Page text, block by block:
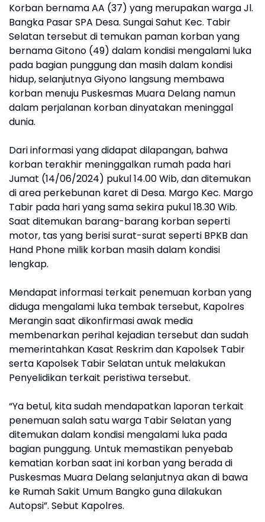
Korban bernama AA (37) yang merupakan warga Jl.
Bangka Pasar SPA Desa. Sungai Sahut Kec. Tabir
Selatan tersebut di temukan paman korban yang
bernama Gitono (49) dalam kondisi mengalami luka
pada bagian punggung dan masih dalam kondisi
hidup, selanjutnya Giyono langsung membawa
korban menuju Puskesmas Muara Delang namun
dalam perjalanan korban dinyatakan meninggal
dunia.
Dari informasi yang didapat dilapangan, bahwa
korban terakhir meninggalkan rumah pada hari
Jumat (14/06/2024) pukul 14.00 Wib, dan ditemukan
di area perkebunan karet di Desa. Margo Kec. Margo
Tabir pada hari yang sama sekira pukul 18.30 Wib.
Saat ditemukan barang-barang korban seperti
motor, tas yang berisi surat-surat seperti BPKB dan
Hand Phone milik korban masih dalam kondisi
lengkap.
Mendapat informasi terkait penemuan korban yang
diduga mengalami luka tembak tersebut, Kapolres
Merangin saat dikonfirmasi awak media
membenarkan perihal kejadian tersebut dan sudah
memerintahkan Kasat Reskrim dan Kapolsek Tabir
serta Kapolsek Tabir Selatan untuk melakukan
Penyelidikan terkait peristiwa tersebut.
“Ya betul, kita sudah mendapatkan laporan terkait
penemuan salah satu warga Tabir Selatan yang
ditemukan dalam kondisi mengalami luka pada
bagian punggung. Untuk memastikan penyebab
kematian korban saat ini korban yang berada di
Puskesmas Muara Delang selanjutnya akan di bawa
ke Rumah Sakit Umum Bangko guna dilakukan
Autopsi”. Sebut Kapolres.